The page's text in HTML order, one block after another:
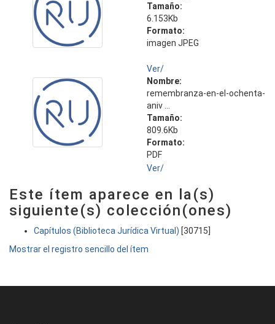
Tamaño:
6.153Kb
Formato:
imagen JPEG
Ver/
Nombre:
remembranza-en-el-ochenta-
aniv ...
Tamaño:
809.6Kb
Formato:
PDF
Ver/
Este ítem aparece en la(s)
siguiente(s) colección(ones)
Capítulos (Biblioteca Jurídica Virtual) [30715]
Mostrar el registro sencillo del ítem